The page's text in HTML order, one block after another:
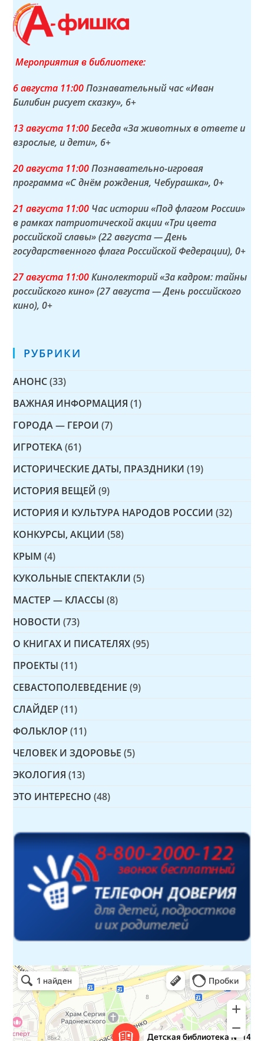
Мероприятия в библиотеке:
6 августа 11:00Познавательный час «Иван
Билибин рисует сказку», 6+
13 августа 11:00Беседа «За животных в ответе и
взрослые, и дети», 6+
20 августа 11:00Познавательно-игровая
программа «С днём рождения, Чебурашка», 0+
21 августа 11:00 Час истории «Под флагом России»
в рамках патриотической акции «Три цвета
российской славы» (22 августа — День
государственного флага Российской Федерации), 0+
27 августа 11:00Кинолекторий «За кадром: тайны
российского кино» (27 августа — День российского
кино), 0+
РУБРИКИ
АНОНС (33)
ВАЖНАЯ ИНФОРМАЦИЯ (1)
ГОРОДА — ГЕРОИ (7)
ИГРОТЕКА (61)
ИСТОРИЧЕСКИЕ ДАТЫ, ПРАЗДНИКИ (19)
ИСТОРИЯ ВЕЩЕЙ (9)
ИСТОРИЯ И КУЛЬТУРА НАРОДОВ РОССИИ (32)
КОНКУРСЫ, АКЦИИ (58)
КРЫМ (4)
КУКОЛЬНЫЕ СПЕКТАКЛИ (5)
МАСТЕР — КЛАССЫ (8)
НОВОСТИ (73)
О КНИГАХ И ПИСАТЕЛЯХ (95)
ПРОЕКТЫ (11)
СЕВАСТОПОЛЕВЕДЕНИЕ (9)
СЛАЙДЕР (11)
ФОЛЬКЛОР (11)
ЧЕЛОВЕК И ЗДОРОВЬЕ (5)
ЭКОЛОГИЯ (13)
ЭТО ИНТЕРЕСНО (48)
Детская библиотека № 14 Дружбы народов
Библиотека в Севастополе